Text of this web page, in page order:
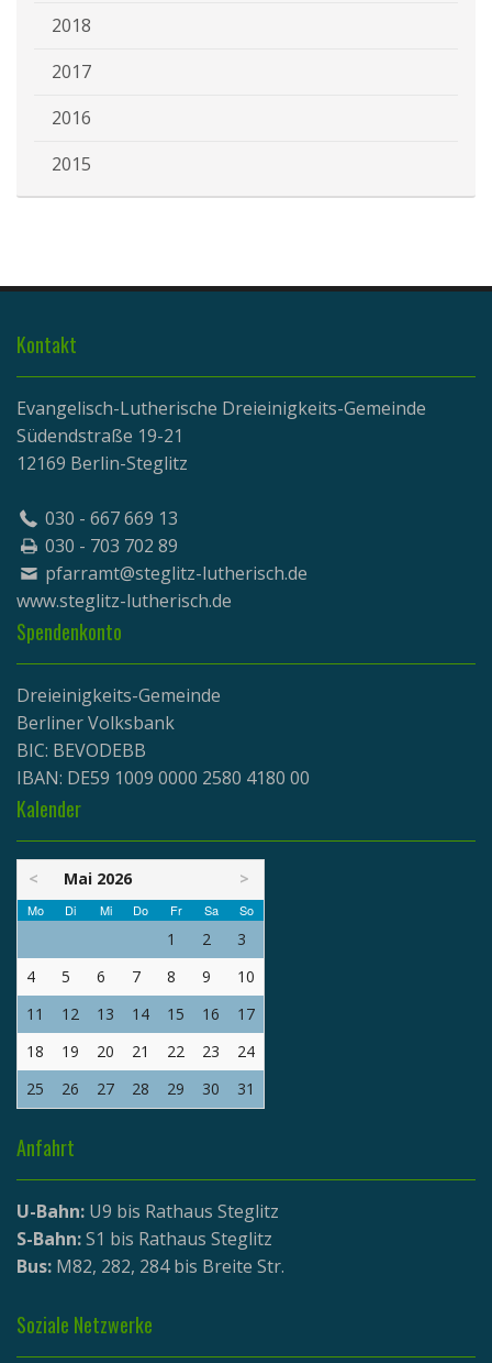
2018
2017
2016
2015
Kontakt
Evangelisch-Lutherische Dreieinigkeits-Gemeinde
Südendstraße 19-21
12169 Berlin-Steglitz
030 - 667 669 13
030 - 703 702 89
pfarramt@steglitz-lutherisch.de
www.steglitz-lutherisch.de
Spendenkonto
Dreieinigkeits-Gemeinde
Berliner Volksbank
BIC: BEVODEBB
IBAN: DE59 1009 0000 2580 4180 00
Kalender
< Mai 2026 >
Mo Di Mi Do Fr Sa So
1 2
3
4
5 6 7 8 9
10
11
12 13 14 15 16
17
18
19 20 21 22 23
24
25
26 27 28 29 30 31
Anfahrt
U-Bahn: U9 bis Rathaus Steglitz
S-Bahn:S1 bis Rathaus Steglitz
Bus: M82, 282, 284 bis Breite Str.
Soziale Netzwerke